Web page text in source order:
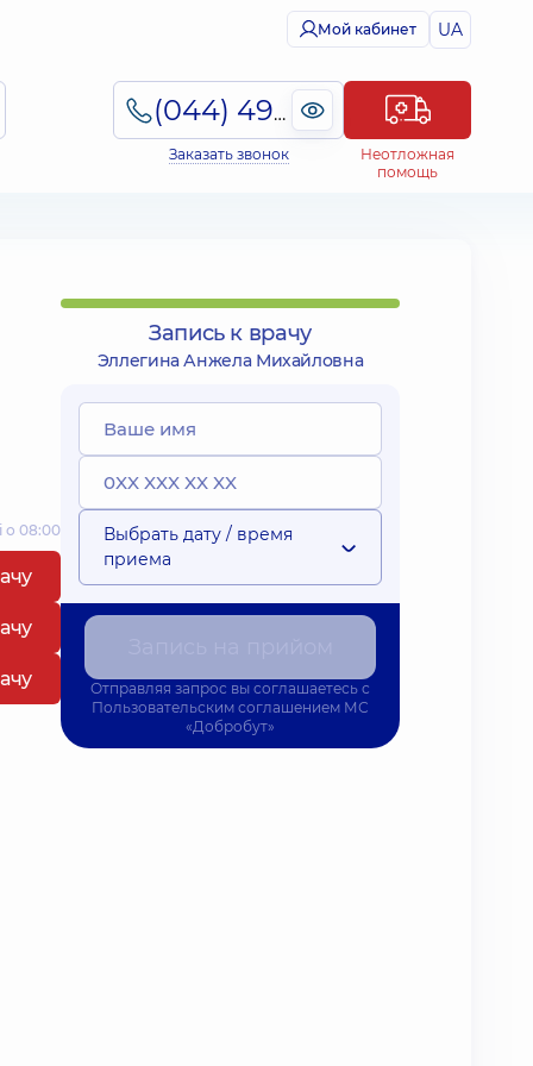
Мой кабинет UA
(044) 495-2-888
Заказать звонок
Неотложная
помощь
о 08:00
Запись к врачу
Эллегина Анжела Михайловна
Выбрать дату / время
приема
Отправляя запрос вы соглашаетесь с
Пользовательским соглашением МС
«Добробут»